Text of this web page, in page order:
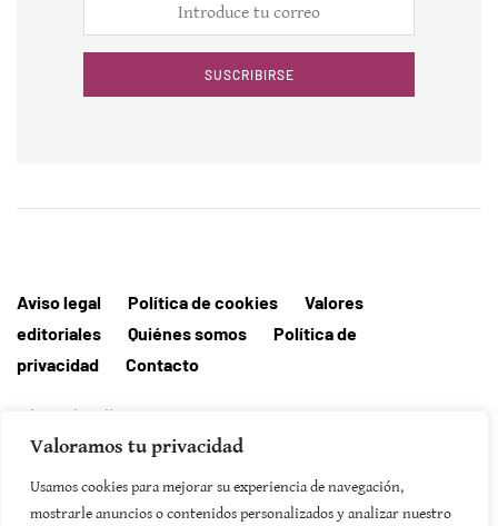
Valoramos tu privacidad
Usamos cookies para mejorar su experiencia de navegación,
mostrarle anuncios o contenidos personalizados y analizar nuestro
SUSCRIBIRSE
Aviso legal Política de cookies
Valores
editoriales
Quiénes somos
Política de
privacidad
Contacto
Editorial MallorcaHora